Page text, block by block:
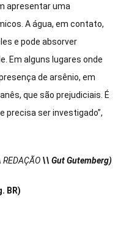
apresentar uma
A água, em contato,
e pode absorver
Em alguns lugares onde
de arsênio, em
que são prejudiciais. É
precisa ser investigado”,
REDAÇÃO \\ Gut Gutemberg)
BR)